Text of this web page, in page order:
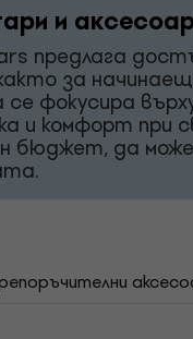
и
предлага
за
фокусира
и комфорт при
бюджет, да